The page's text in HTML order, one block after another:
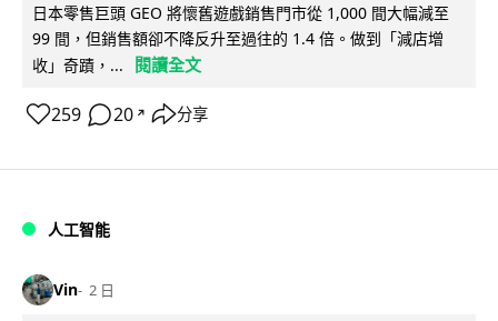
日本零售巨頭 GEO 將懷舊遊戲銷售門市從 1,000 間大幅減至
99 間，但銷售額卻不降反升至過往的 1.4 倍。做到「減店增
收」奇蹟，...
閱讀全文
259 20 ↗ 分享
人工智能
Vin 2 日